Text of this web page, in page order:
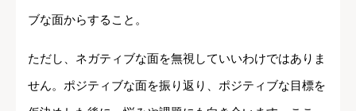
ブな面からすること。
ただし、ネガティブな面を無視していいわけではありま
せん。ポジティブな面を振り返り、ポジティブな目標を